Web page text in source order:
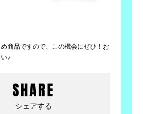
商品ですので、この機会にぜひ！お
♪
SHARE
シェアする